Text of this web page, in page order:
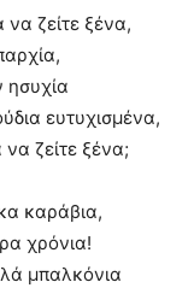
να ζείτε ξένα,
ησυχία
ευτυχισμένα,
ζείτε ξένα;
καράβια,
χρόνια!
μπαλκόνια